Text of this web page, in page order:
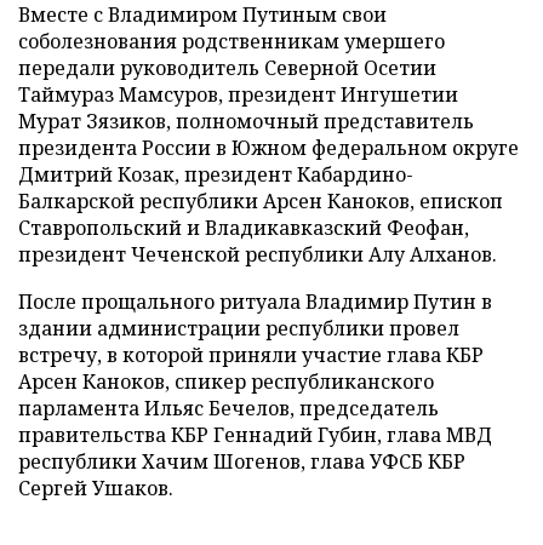
Вместе с Владимиром Путиным свои
соболезнования родственникам умершего
передали руководитель Северной Осетии
Таймураз Мамсуров, президент Ингушетии
Мурат Зязиков, полномочный представитель
президента России в Южном федеральном округе
Дмитрий Козак, президент Кабардино-
Балкарской республики Арсен Каноков, епископ
Ставропольский и Владикавказский Феофан,
президент Чеченской республики Алу Алханов.
После прощального ритуала Владимир Путин в
здании администрации республики провел
встречу, в которой приняли участие глава КБР
Арсен Каноков, спикер республиканского
парламента Ильяс Бечелов, председатель
правительства КБР Геннадий Губин, глава МВД
республики Хачим Шогенов, глава УФСБ КБР
Сергей Ушаков.